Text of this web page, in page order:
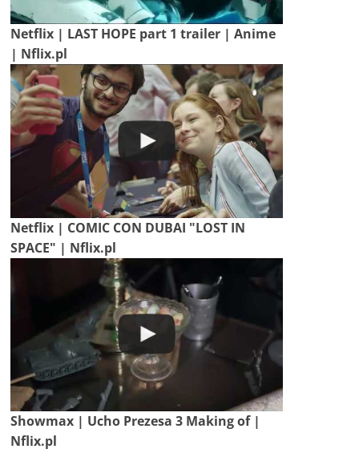
Netflix | LAST HOPE part 1 trailer | Anime
| Nflix.pl
Netflix | COMIC CON DUBAI "LOST IN
SPACE" | Nflix.pl
Showmax | Ucho Prezesa 3 Making of |
Nflix.pl